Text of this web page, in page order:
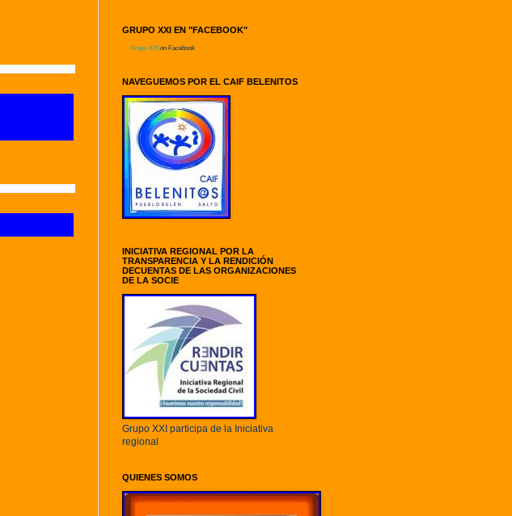
GRUPO XXI EN "FACEBOOK"
Grupo XXI on Facebook
NAVEGUEMOS POR EL CAIF BELENITOS
INICIATIVA REGIONAL POR LA
TRANSPARENCIA Y LA RENDICIÓN
DECUENTAS DE LAS ORGANIZACIONES
DE LA SOCIE
Grupo XXI participa de la Iniciativa
regional
QUIENES SOMOS